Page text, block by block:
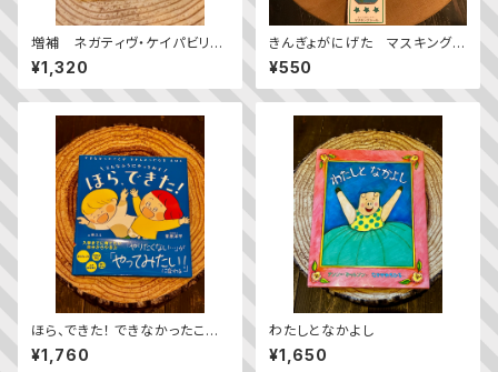
増補 ネガティヴ・ケイパビリテ
ィで生きる ——答えを急がず立
ち止まる力
¥1,320
きんぎょがにげた マスキングシ
ール
¥550
ほら、できた！ できなかったこと
が できるように なる えほん
¥1,760
わたしとなかよし
¥1,650